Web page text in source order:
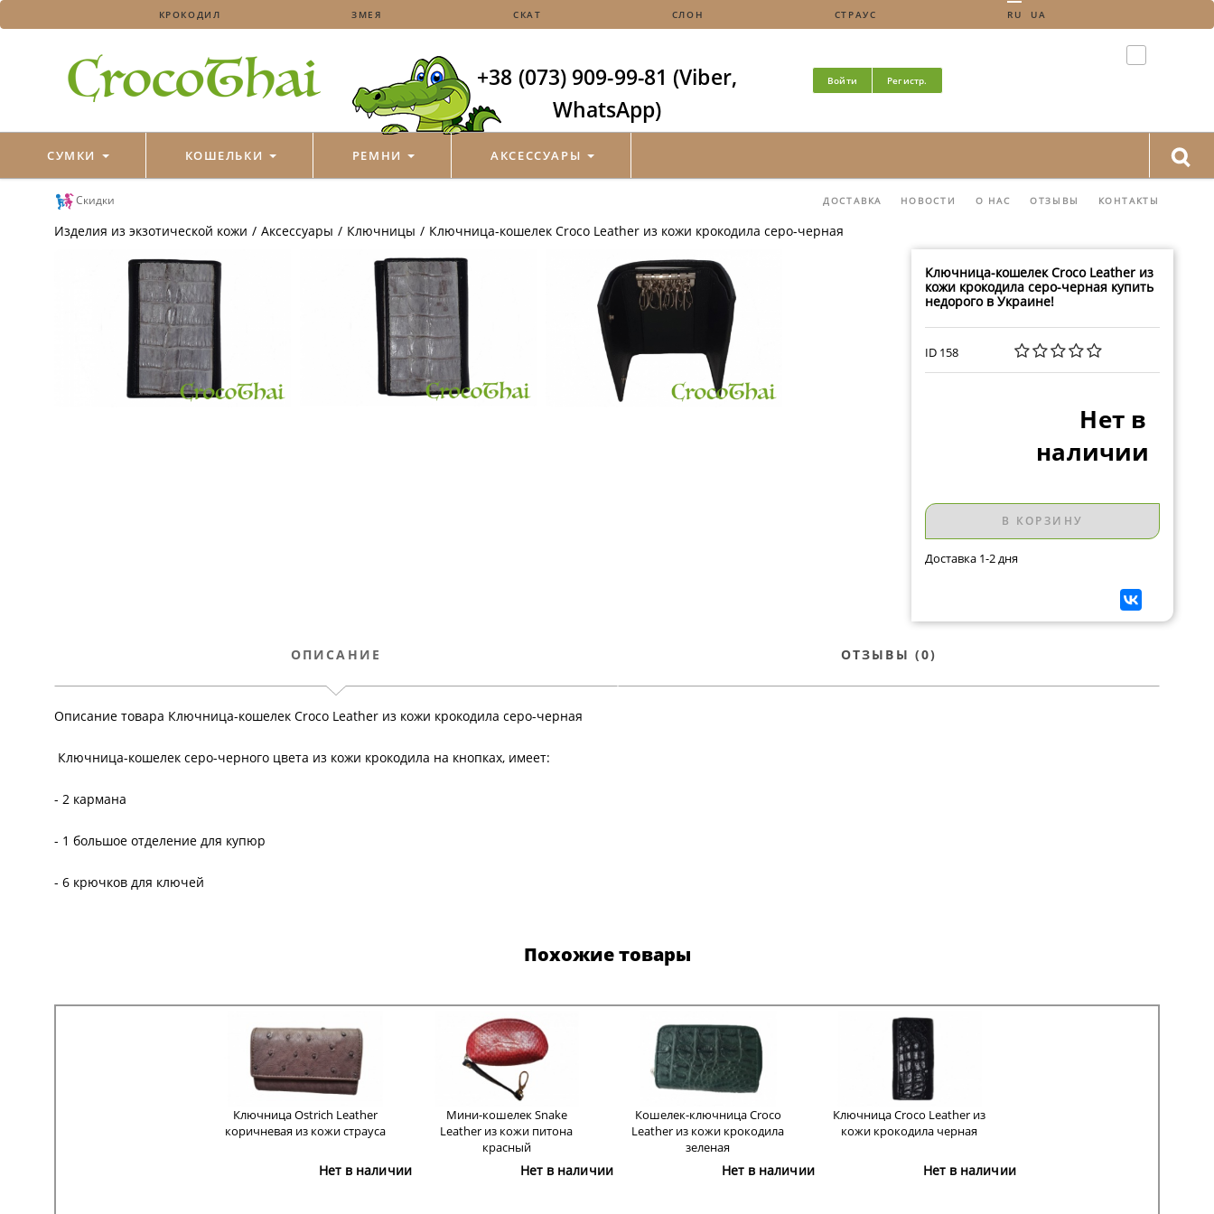
КРОКОДИЛ ЗМЕЯ СКАТ СЛОН СТРАУС RU UA
+38 (073) 909-99-81 (Viber,
WhatsApp)
Войти Регистр.
СУМКИ КОШЕЛЬКИ РЕМНИ АКСЕССУАРЫ
Скидки ДОСТАВКА НОВОСТИ О НАС ОТЗЫВЫ КОНТАКТЫ
Изделия из экзотической кожи / Аксессуары / Ключницы / Ключница-кошелек Croco Leather из кожи крокодила серо-черная
Ключница-кошелек Croco Leather из
кожи крокодила серо-черная купить
недорого в Украине!
ID 158
Нет в
наличии
В КОРЗИНУ
Доставка 1-2 дня
ОПИСАНИЕ ОТЗЫВЫ (0)
Описание товара Ключница-кошелек Croco Leather из кожи крокодила серо-черная
Ключница-кошелек серо-черного цвета из кожи крокодила на кнопках, имеет:
- 2 кармана
- 1 большое отделение для купюр
- 6 крючков для ключей
Похожие товары
Ключница Ostrich Leather
коричневая из кожи страуса
Нет в наличии
Мини-кошелек Snake
Leather из кожи питона
красный
Нет в наличии
Кошелек-ключница Croco
Leather из кожи крокодила
зеленая
Нет в наличии
Ключница Croco Leather из
кожи крокодила черная
Нет в наличии